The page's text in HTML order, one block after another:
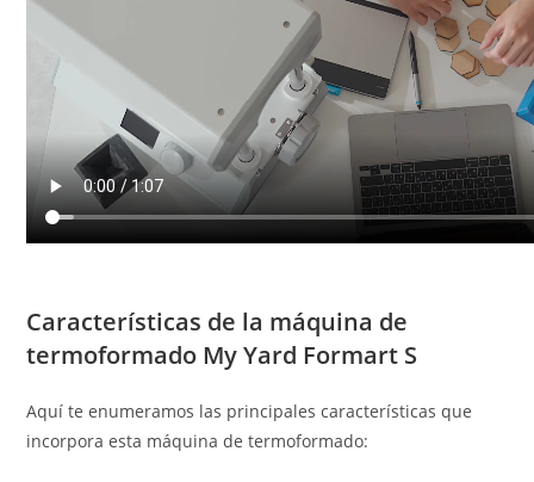
Características de la máquina de
termoformado My Yard Formart S
Aquí te enumeramos las principales características que
incorpora esta máquina de termoformado: